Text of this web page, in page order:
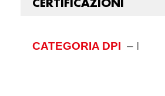
CATEGORIA DPI – I